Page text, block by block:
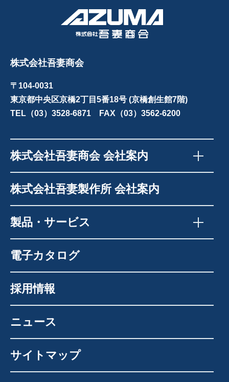
株式会社吾妻商会
〒104-0031
東京都中央区京橋2丁目5番18号 (京橋創生館7階)
TEL（03）3528-6871 FAX（03）3562-6200
株式会社吾妻商会 会社案内
株式会社吾妻製作所 会社案内
製品・サービス
電子カタログ
採用情報
ニュース
サイトマップ